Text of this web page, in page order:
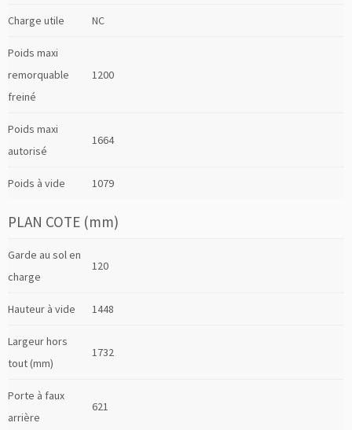
Charge utile NC
Poids maxi
remorquable
freiné
1200
Poids maxi
autorisé
1664
Poids à vide 1079
PLAN COTE (mm)
Garde au sol en
charge
120
Hauteur à vide 1448
Largeur hors
tout (mm)
1732
Porte à faux
arrière
621